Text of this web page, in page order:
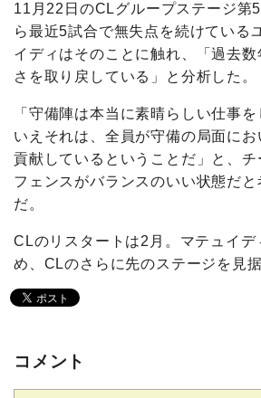
11月22日のCLグループステージ第
ら最近5試合で無失点を続けている
イディはそのことに触れ、「過去
さを取り戻している」と分析した。
「守備陣は本当に素晴らしい仕事
いえそれは、全員が守備の局面にお
貢献しているということだ」と、チ
フェンスがバランスのいい状態だと
だ。
CLのリスタートは2月。マテュイデ
め、CLのさらに先のステージを見据
コメント